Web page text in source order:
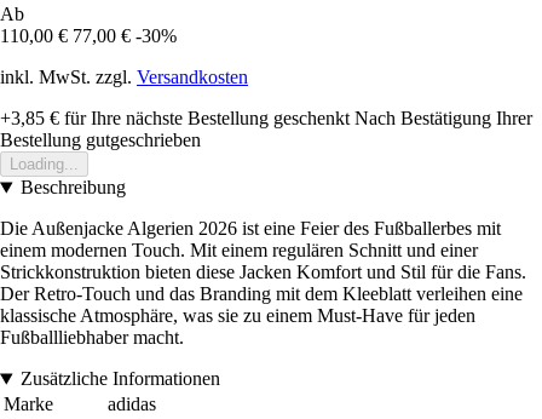
Ab
110,00 € 77,00 € -30%
inkl. MwSt. zzgl. Versandkosten
+3,85 € für Ihre nächste Bestellung geschenkt Nach Bestätigung Ihrer
Bestellung gutgeschrieben
Loading...
Beschreibung
Die Außenjacke Algerien 2026 ist eine Feier des Fußballerbes mit
einem modernen Touch. Mit einem regulären Schnitt und einer
Strickkonstruktion bieten diese Jacken Komfort und Stil für die Fans.
Der Retro-Touch und das Branding mit dem Kleeblatt verleihen eine
klassische Atmosphäre, was sie zu einem Must-Have für jeden
Fußballliebhaber macht.
Zusätzliche Informationen
Marke
adidas